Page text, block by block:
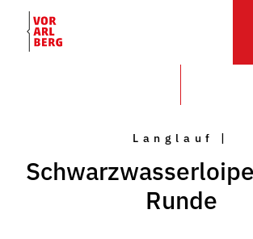
Langlauf |
Runde